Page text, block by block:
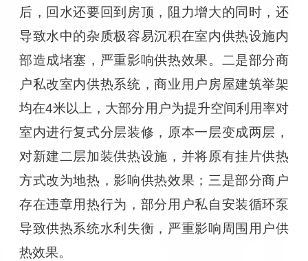
后，回水还要回到房顶，阻力增大的同时，还
导致水中的杂质极容易沉积在室内供热设施内
部造成堵塞，严重影响供热效果。二是部分商
户私改室内供热系统，商业用户房屋建筑举架
均在4米以上，大部分用户为提升空间利用率对
室内进行复式分层装修，原本一层变成两层，
对新建二层加装供热设施，并将原有挂片供热
方式改为地热，影响供热效果；三是部分商户
存在违章用热行为，部分用户私自安装循环泵
导致供热系统水利失衡，严重影响周围用户供
热效果。